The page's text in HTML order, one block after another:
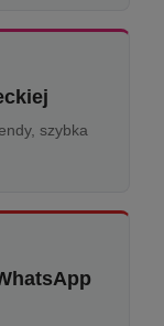
szybka